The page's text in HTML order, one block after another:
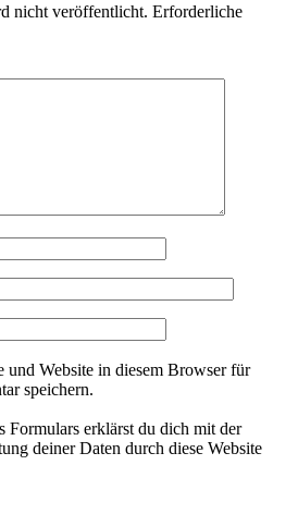
nicht veröffentlicht. Erforderliche
und Website in diesem Browser für
speichern.
Formulars erklärst du dich mit der
deiner Daten durch diese Website